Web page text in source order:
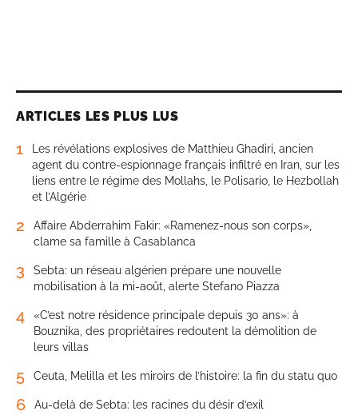
ARTICLES LES PLUS LUS
1
Les révélations explosives de Matthieu Ghadiri, ancien
agent du contre-espionnage français infiltré en Iran, sur les
liens entre le régime des Mollahs, le Polisario, le Hezbollah
et l’Algérie
2
Affaire Abderrahim Fakir: «Ramenez-nous son corps»,
clame sa famille à Casablanca
3
Sebta: un réseau algérien prépare une nouvelle
mobilisation à la mi-août, alerte Stefano Piazza
4
«C’est notre résidence principale depuis 30 ans»: à
Bouznika, des propriétaires redoutent la démolition de
leurs villas
5 Ceuta, Melilla et les miroirs de l’histoire: la fin du statu quo
6 Au-delà de Sebta: les racines du désir d’exil